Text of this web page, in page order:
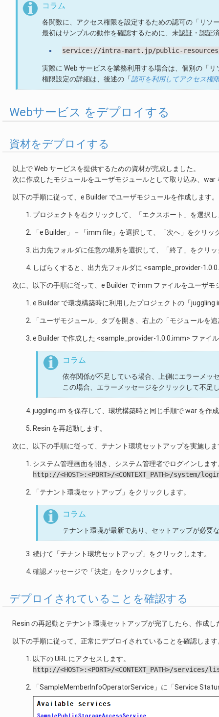
コラム
各関数に、アクセス権限を設定するための認可の「リソ
最初はサンプルの動作を確認するために、未認証・認証
service://intra-mart.jp/public-
実際に Web サービスを業務利用する場合は、個別の「
権限設定の詳細は、後述の「認可を利用してアクセス権
Webサービス をデプロイする
資材をデプロイする
以上で Web サービスを提供するための資材が完成しました。
次に作成したモジュールをユーザモジュールとして取り込み、war
以下の手順に従って、e Builder でユーザモジュールを作成します。
プロジェクトを右クリックして、「エクスポート」を選択
「e Builder」－「imm file」を選択して、「次へ」をクリッ
出力先フォルダに任意の場所を選択して、「終了」をクリ
しばらくすると、出力先フォルダに <sample_provider-
次に、以下の手順に従って、e Builder で imm ファイルをユーザモ
e Builder で環境構築時に利用したプロジェクトの「
「ユーザモジュール」タブを開き、右上の「モジュールを
e Builder で作成した <sample_provider-1.0.0.imm> ファイ
コラム
依存関係が不足している場合、上側にエラーメッ
この場合、エラーメッセージをクリックして不足
juggling.im を保存して、環境構築時と同じ手順で war を作
Resin を再起動します。
次に、以下の手順に従って、テナント環境セットアップを実施しま
システム管理画面を開き、システム管理者でログインします
http://<HOST>:<PORT>/<CONTEXT_PATH>/system/
「テナント環境セットアップ」をクリックします。
コラム
テナント環境が最新であり、セットアップが必要
続けて「テナント環境セットアップ」をクリックします。
確認メッセージで「決定」をクリックします。
デプロイされていることを確認する
Resin の再起動とテナント環境セットアップが完了したら、作成
以下の手順に従って、正常にデプロイされていることを確認します
以下の URL にアクセスします。
http://<HOST>:<PORT>/<CONTEXT_PATH>/
「SampleMemberInfoOperatorService」に「Service